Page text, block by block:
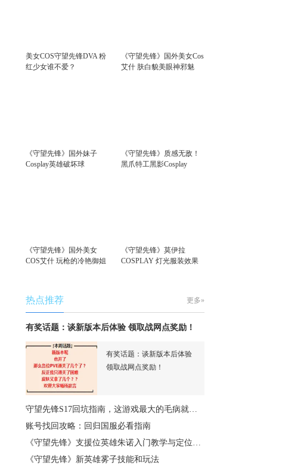
美女COS守望先锋DVA 粉
红少女谁不爱？
《守望先锋》国外美女Cos
艾什 肤白貌美眼神邪魅
《守望先锋》国外妹子
Cosplay英雄破坏球
《守望先锋》质感无敌！
黑爪特工黑影Cosplay
《守望先锋》国外美女
COS艾什 玩枪的冷艳御姐
《守望先锋》莫伊拉
COSPLAY 灯光服装效果
热点推荐 更多»
有奖话题：谈新版本后体验 领取战网点奖励！
有奖话题：谈新版本后体验
领取战网点奖励！
守望先锋S17回坑指南，这游戏最大的毛病就…
账号找回攻略：回归国服必看指南
《守望先锋》支援位英雄朱诺入门教学与定位…
《守望先锋》新英雄雾子技能和玩法